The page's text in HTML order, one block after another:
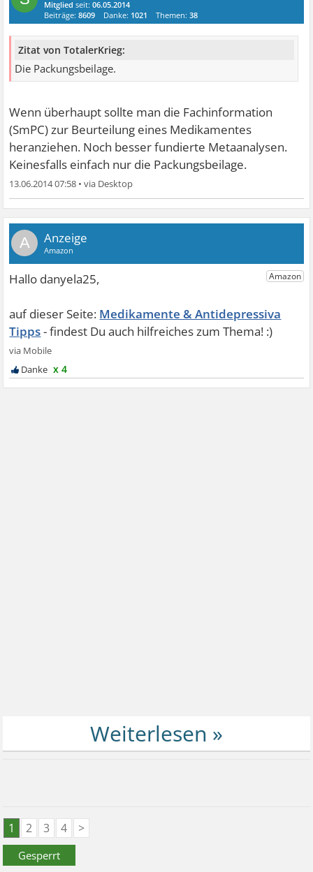
Mitglied seit:06.05.2014
Beiträge:8609 Danke: 1021 Themen:38
Zitat von TotalerKrieg:
Die Packungsbeilage.
Wenn überhaupt sollte man die Fachinformation
(SmPC) zur Beurteilung eines Medikamentes
heranziehen. Noch besser fundierte Metaanalysen.
Keinesfalls einfach nur die Packungsbeilage.
13.06.2014 07:58 •
A
Medikamente & Antidepressiva
Tipps
x 4
1 2 3 4 >
Gesperrt